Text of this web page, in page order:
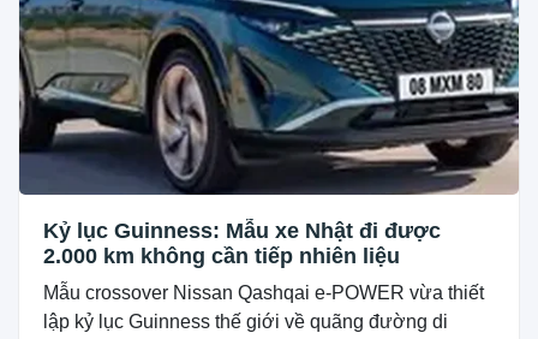
Kỷ lục Guinness: Mẫu xe Nhật đi được
2.000 km không cần tiếp nhiên liệu
Mẫu crossover Nissan Qashqai e-POWER vừa thiết
lập kỷ lục Guinness thế giới về quãng đường di